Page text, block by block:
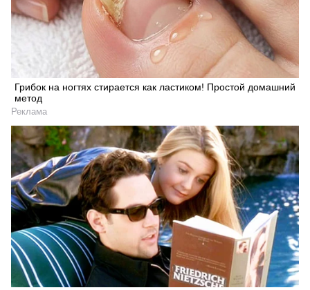
Грибок на ногтях стирается как ластиком! Простой домашний
метод
Реклама